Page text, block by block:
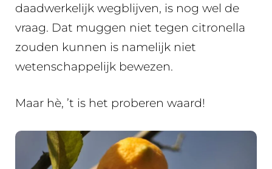
daadwerkelijk wegblijven, is nog wel de
vraag. Dat muggen niet tegen citronella
zouden kunnen is namelijk niet
wetenschappelijk bewezen.
Maar hè, ’t is het proberen waard!